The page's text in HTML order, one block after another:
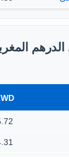
5.72 دينار
14.31